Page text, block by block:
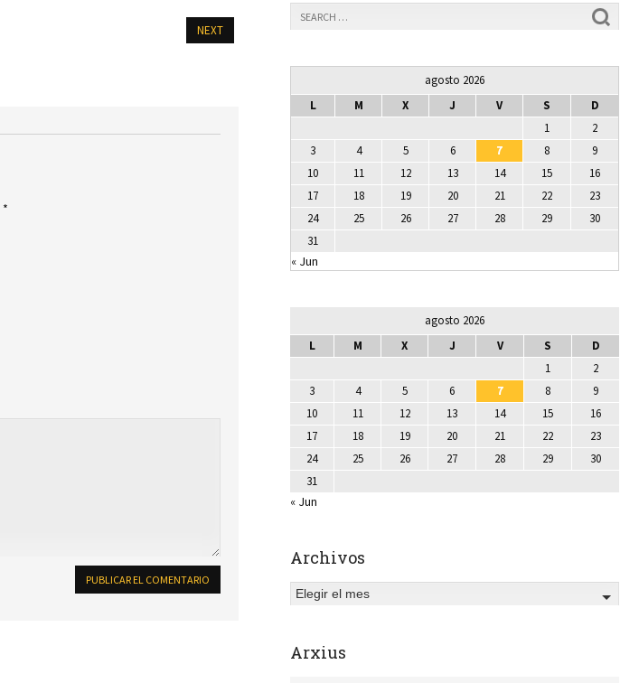
NEXT
*
agosto 2026
L
M X J V S
D
1
2
3
4 5 6 7 8
9
10
11 12 13 14 15
16
17
18 19 20 21 22
23
24
25 26 27 28 29
30
31
« Jun
agosto 2026
L
M X J V S
D
1
2
3
4 5 6 7 8
9
10
11 12 13 14 15
16
17
18 19 20 21 22
23
24
25 26 27 28 29
30
31
« Jun
Archivos
Elegir el mes
Arxius